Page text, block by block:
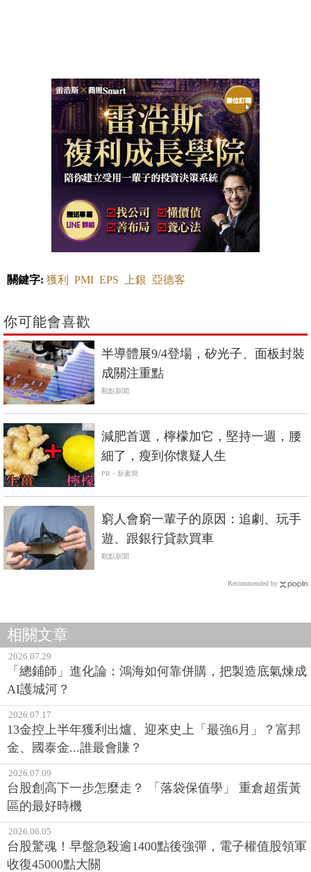
關鍵字: 獲利 PMI EPS 上銀 亞德客
你可能會喜歡
半導體展9/4登場，矽光子、面板封裝
成關注重點
觀點新聞
PR
減肥首選，檸檬加它，堅持一週，腰
細了，瘦到你懷疑人生
PR・新素簡
窮人會窮一輩子的原因：追劇、玩手
遊、跟銀行貸款買車
觀點新聞
Recommended by
相關文章
2026.07.29
「總鋪師」進化論：鴻海如何靠併購，把製造底氣煉成
AI護城河？
2026.07.17
13金控上半年獲利出爐、迎來史上「最強6月」？富邦
金、國泰金...誰最會賺？
2026.07.09
台股創高下一步怎麼走？ 「落袋保值學」 重倉超蛋黃
區的最好時機
2026.06.05
台股驚魂！早盤急殺逾1400點後強彈，電子權值股領軍
收復45000點大關